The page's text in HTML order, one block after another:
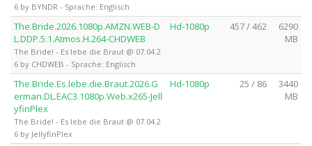
6 by BYNDR - Sprache: Englisch
The.Bride.2026.1080p.AMZN.WEB-D
L.DDP.5.1.Atmos.H.264-CHDWEB
The Bride! - Es lebe die Braut @ 07.04.2
6 by CHDWEB - Sprache: Englisch
Hd-1080p 457 / 462
6290
MB
The.Bride.Es.lebe.die.Braut.2026.G
erman.DL.EAC3.1080p.Web.x265-Jell
yfinPlex
The Bride! - Es lebe die Braut @ 07.04.2
6 by JellyfinPlex
Hd-1080p 25 / 86
3440
MB